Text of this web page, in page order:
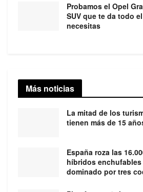
Probamos el Opel
SUV que te da todo
necesitas
Más noticias
La mitad de los
tienen más de 15
España roza las
híbridos
dominado por tres